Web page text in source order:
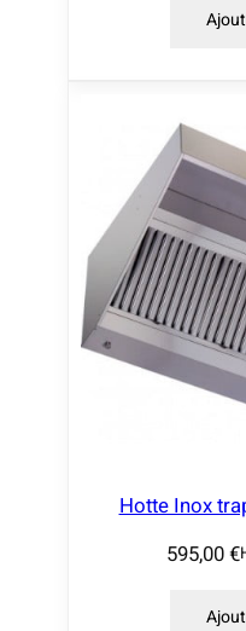
Hotte Inox
595,00€